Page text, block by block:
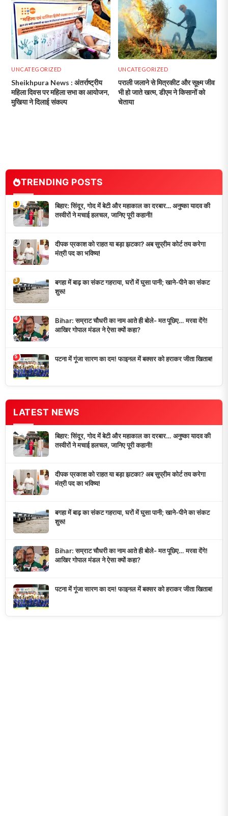
UNCATEGORIZED
Sheikhpura News : अंतर्राष्ट्रीय
महिला दिवस पर महिला सभा का आयोजन,
मुखिया ने दिलाई संकल्प
UNCATEGORIZED
पराली जलाने से मित्रकीट और सूक्ष्म जीव
भी हो जाते खत्‍म, डीएम ने किसानों को
चेताया
TRENDING POSTS
1
बिहार: सिंदूर, गोद में बेटी और महाकाल का दरबार… अनुष्का यादव की
तस्वीरों ने मचाई हलचल, जानिए पूरी कहानी!
2
दीपक प्रकाश को राहत या बड़ा झटका? अब सुप्रीम कोर्ट तय करेगा
मंत्री पद का भविष्य!
3
बगहा में बाढ़ का संकट गहराया, घरों में घुसा पानी; खाने-पीने का संकट
शुरू!
4
Bihar: सम्राट चौधरी का नाम आते ही बोले- मत पूछिए… मरवा देंगे!
आखिर गोपाल मंडल ने ऐसा क्यों कहा?
5 पटना में गूंजा सारण का दम! फाइनल में बक्सर को हराकर जीता खिताब!
LATEST NEWS
बिहार: सिंदूर, गोद में बेटी और महाकाल का दरबार… अनुष्का यादव की
तस्वीरों ने मचाई हलचल, जानिए पूरी कहानी!
दीपक प्रकाश को राहत या बड़ा झटका? अब सुप्रीम कोर्ट तय करेगा
मंत्री पद का भविष्य!
बगहा में बाढ़ का संकट गहराया, घरों में घुसा पानी; खाने-पीने का संकट
शुरू!
Bihar: सम्राट चौधरी का नाम आते ही बोले- मत पूछिए… मरवा देंगे!
आखिर गोपाल मंडल ने ऐसा क्यों कहा?
पटना में गूंजा सारण का दम! फाइनल में बक्सर को हराकर जीता खिताब!